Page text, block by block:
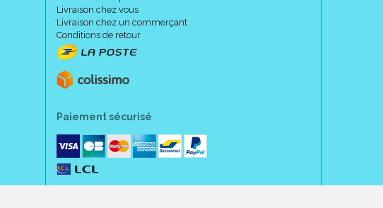
Livraison chez vous
Livraison chez un commerçant
Conditions de retour
Paiement sécurisé